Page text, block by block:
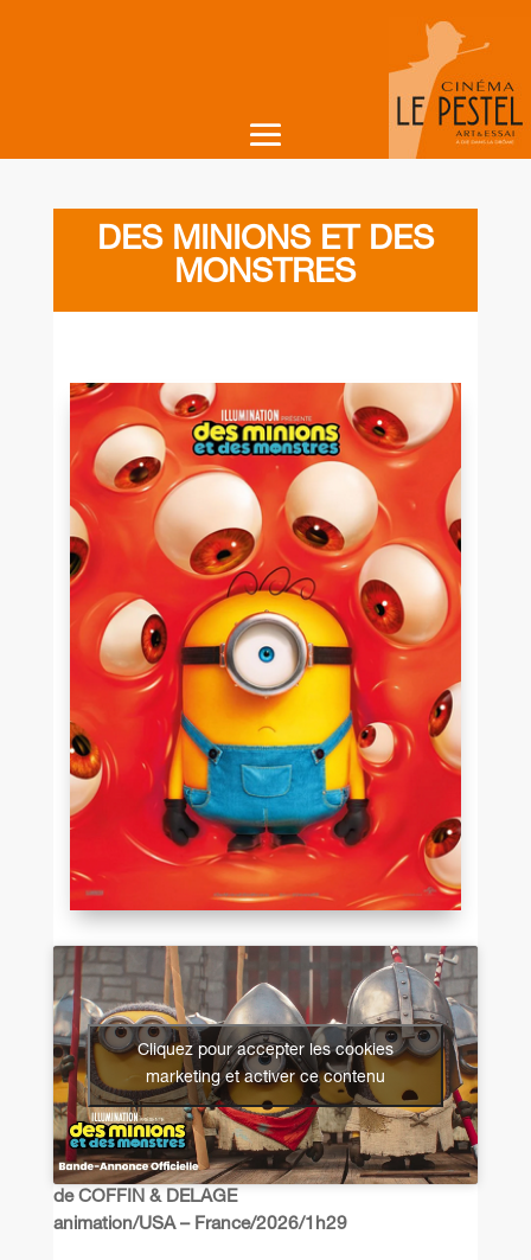
DES MINIONS ET DES
MONSTRES
Cliquez pour accepter les cookies
marketing et activer ce contenu
de COFFIN & DELAGE
animation/USA – France/2026/1h29